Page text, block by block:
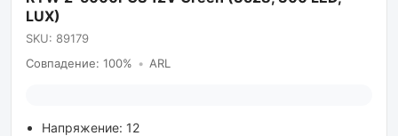
LUX)
SKU: 89179
Совпадение: 100% • ARL
Напряжение: 12